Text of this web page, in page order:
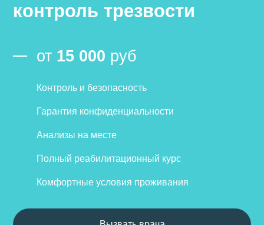
контроль трезвости
от 15 000 руб
Контроль и безопасность
Гарантия конфиденциальности
Анализы на месте
Полный реабилитационный курс
Комфортные условия проживания